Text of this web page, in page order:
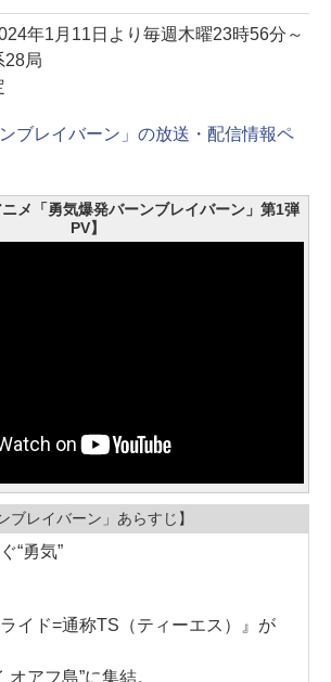
年1月11日より毎週木曜23時56分～
28局
ブレイバーン」の放送・配信情報ペ
ニメ「勇気爆発バーンブレイバーン」第1弾
PV】
ブレイバーン」あらすじ】
“勇気”
ライド=通称TS（ティーエス）』が
アフ島”に集結。